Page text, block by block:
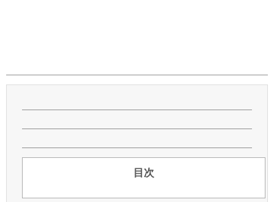
目次